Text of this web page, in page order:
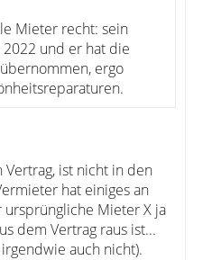
Mieter recht: sein
und er hat die
ergo
ist nicht in den
hat einiges an
ursprüngliche Mieter X ja
dem Vertrag raus ist...
auch nicht).